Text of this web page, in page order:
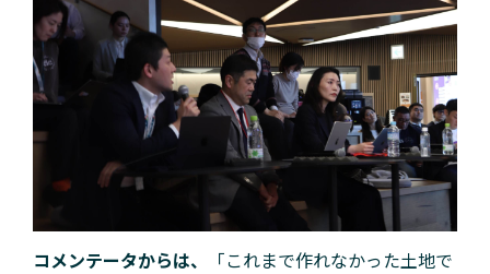
コメンテータからは、
「これまで作れなかった土地で